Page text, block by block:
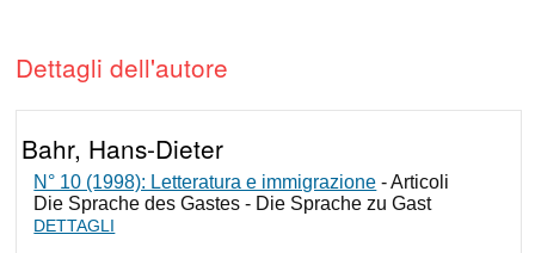
Dettagli dell'autore
Bahr, Hans-Dieter
N° 10 (1998): Letteratura e immigrazione - Articoli
Die Sprache des Gastes - Die Sprache zu Gast
DETTAGLI